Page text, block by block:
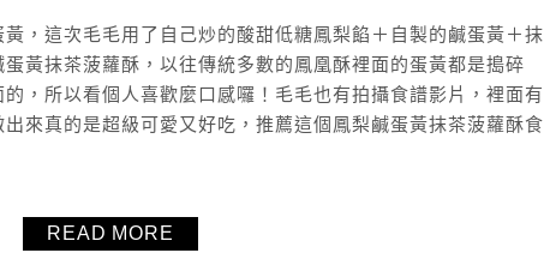
，這次毛毛用了自己炒的酸甜低糖鳳梨餡＋自製的鹹蛋黃＋抹
黃抹茶菠蘿酥，以往傳統多數的鳳凰酥裡面的蛋黃都是搗碎
，所以看個人喜歡麼口感囉！毛毛也有拍攝食譜影片，裡面有
來真的是超級可愛又好吃，推薦這個鳳梨鹹蛋黃抹茶菠蘿酥食
READ MORE